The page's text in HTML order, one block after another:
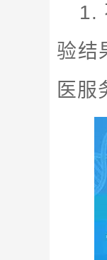
1.
验结
医服